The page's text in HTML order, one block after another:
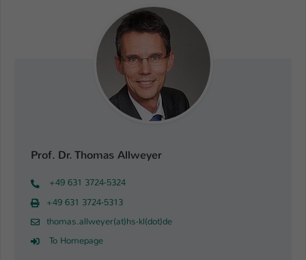
Prof. Dr. Thomas Allweyer
+49 631 3724-5324
+49 631 3724-5313
thomas.allweyer(at)hs-kl(dot)de
To Homepage